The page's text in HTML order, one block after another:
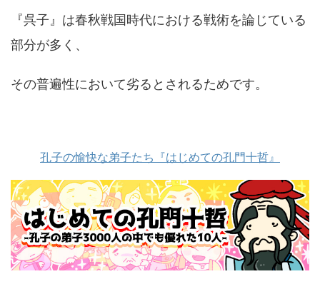
『呉子』は春秋戦国時代における戦術を論じている
部分が多く、
その普遍性において劣るとされるためです。
孔子の愉快な弟子たち『はじめての孔門十哲』